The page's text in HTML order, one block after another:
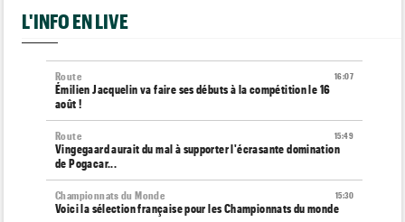
L'INFO EN LIVE
16:07
Route
Émilien Jacquelin va faire ses débuts à la compétition le 16
août !
15:49
Route
Vingegaard aurait du mal à supporter l'écrasante domination
de Pogacar...
15:30
Championnats du Monde
Voici la sélection française pour les Championnats du monde